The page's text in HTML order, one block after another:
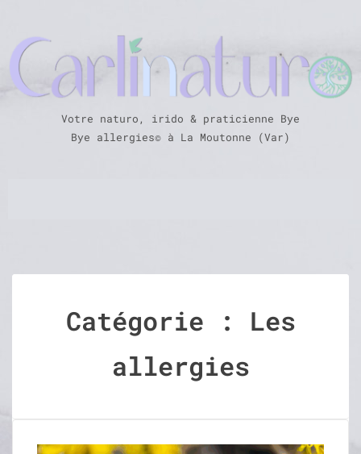
Votre naturo, irido & praticienne Bye
Bye allergies© à La Moutonne (Var)
Catégorie : Les
allergies